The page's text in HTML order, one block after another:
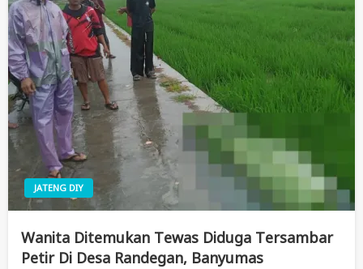
JATENG DIY
Wanita Ditemukan Tewas Diduga Tersambar
Petir Di Desa Randegan, Banyumas